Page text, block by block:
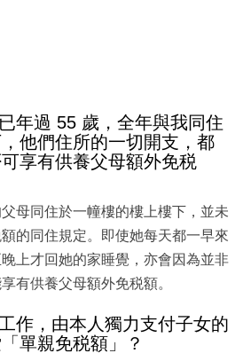
年過 55 歲，全年與我同住
他們住所的一切開支，都
享有供養父母額外免税
母同住於一幢樓的樓上樓下，並未
的同住規定。即使她每天都一早來
上才回她的家睡覺，亦會因為並非
有供養父母額外免税額。
作，由本人獨力支付子女的
單親免税額」？